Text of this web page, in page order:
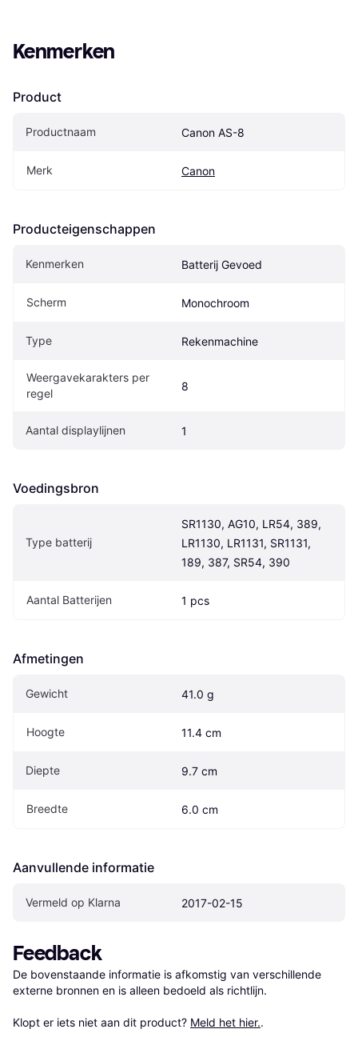
Kenmerken
Product
Productnaam Canon AS-8
Merk Canon
Producteigenschappen
Kenmerken Batterij Gevoed
Scherm Monochroom
Type Rekenmachine
Weergavekarakters per
regel
8
Aantal displaylijnen 1
Voedingsbron
Type batterij
SR1130, AG10, LR54, 389,
LR1130, LR1131, SR1131,
189, 387, SR54, 390
Aantal Batterijen 1 pcs
Afmetingen
Gewicht 41.0 g
Hoogte 11.4 cm
Diepte 9.7 cm
Breedte 6.0 cm
Aanvullende informatie
Vermeld op Klarna 2017-02-15
Feedback
De bovenstaande informatie is afkomstig van verschillende
externe bronnen en is alleen bedoeld als richtlijn.
Klopt er iets niet aan dit product? Meld het hier..